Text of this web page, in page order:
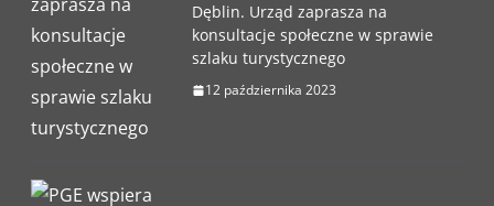
Dęblin. Urząd zaprasza na
konsultacje społeczne w sprawie
szlaku turystycznego
12 października 2023